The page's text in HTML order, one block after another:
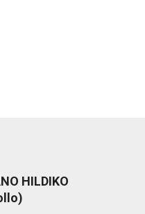
HILDIKO